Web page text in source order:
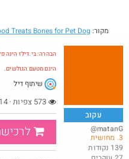
פני...
מקור: Treats Bones for Pet Dog
עקוב
@matanG
3. מחושית
139 נקודות
הבהרה: בי.דילז הינה
הינם מטעם הגולשים.
שיתוף דיל